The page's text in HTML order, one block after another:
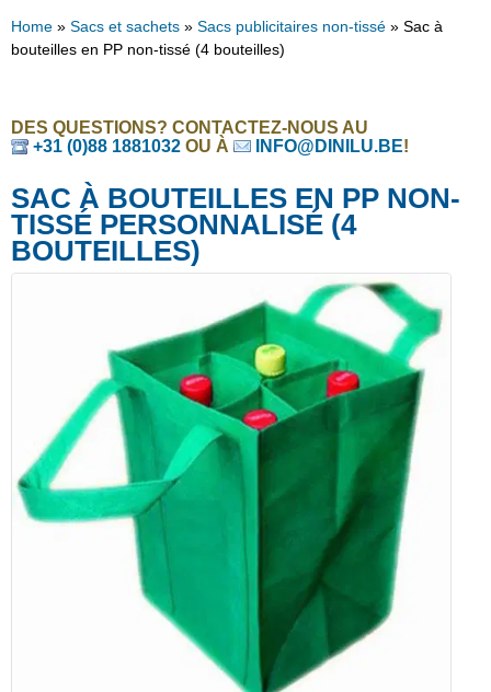
Home » Sacs et sachets » Sacs publicitaires non-tissé » Sac à
bouteilles en PP non-tissé (4 bouteilles)
DES QUESTIONS? CONTACTEZ-NOUS AU
+31 (0)88 1881032 OU À INFO@DINILU.BE!
SAC À BOUTEILLES EN PP NON-
TISSÉ PERSONNALISÉ (4
BOUTEILLES)